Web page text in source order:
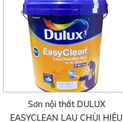
Sơn nội thất DULUX
EASYCLEAN LAU CHÙI HIỆU